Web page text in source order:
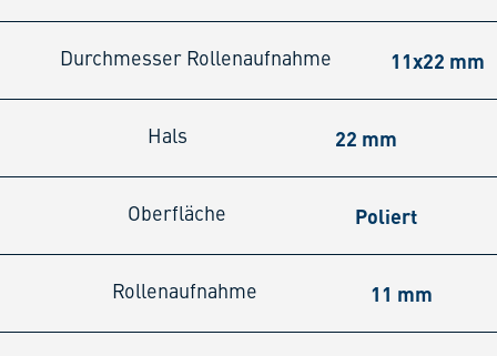
Durchmesser Rollenaufnahme 11x22 mm
Hals 22 mm
Oberfläche Poliert
Rollenaufnahme 11 mm